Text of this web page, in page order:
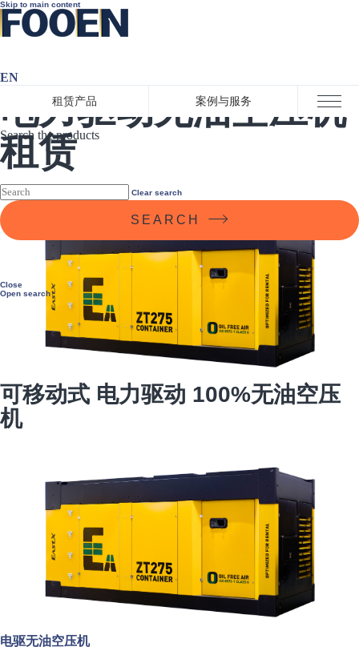
Skip to main content
租赁产品 案例与服务
Close menu
EN
Search the products
Clear search
SEARCH
Close
Open search
电力驱动无油空压机
租赁
可移动式 电力驱动 100%无油空压
机
电驱无油空压机